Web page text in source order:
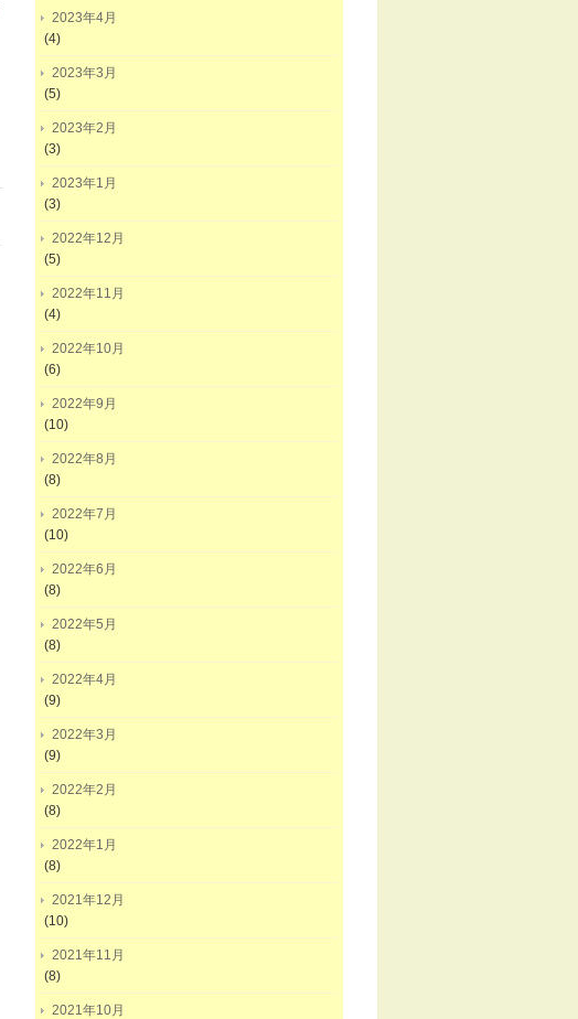
2023年4月
(4)
2023年3月
(5)
2023年2月
(3)
2023年1月
(3)
2022年12月
(5)
2022年11月
(4)
2022年10月
(6)
2022年9月
(10)
2022年8月
(8)
2022年7月
(10)
2022年6月
(8)
2022年5月
(8)
2022年4月
(9)
2022年3月
(9)
2022年2月
(8)
2022年1月
(8)
2021年12月
(10)
2021年11月
(8)
2021年10月